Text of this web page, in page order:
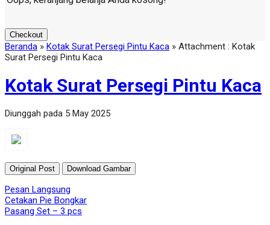
Checkout
Beranda » Kotak Surat Persegi Pintu Kaca » Attachment : Kotak
Surat Persegi Pintu Kaca
Kotak Surat Persegi Pintu Kaca
Diunggah pada 5 May 2025
Original Post Download Gambar
Pesan Langsung
Cetakan Pie Bongkar
Pasang Set – 3 pcs